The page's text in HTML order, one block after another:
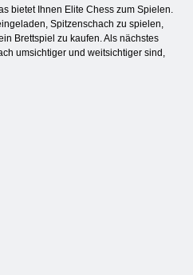
bietet Ihnen Elite Chess zum Spielen.
Spitzenschach zu spielen,
Brettspiel zu kaufen. Als nächstes
umsichtiger und weitsichtiger sind,